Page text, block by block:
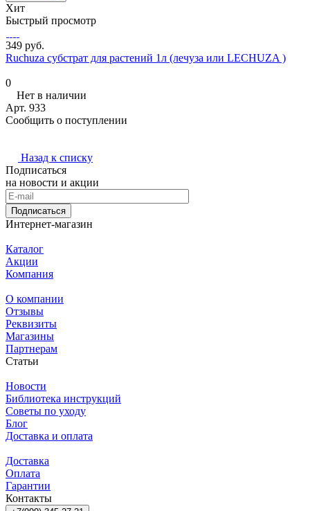
Хит
Быстрый просмотр
349 руб.
Ruchuza субстрат для растений 1л (лечуза или LECHUZA )
0
Нет в наличии
Арт. 933
Сообщить о поступлении
Назад к списку
Подписаться
на новости и акции
Подписаться
Интернет-магазин
Каталог
Акции
Компания
О компании
Отзывы
Реквизиты
Магазины
Партнерам
Статьи
Новости
Библиотека инструкций
Советы по уходу
Блог
Доставка и оплата
Доставка
Оплата
Гарантии
Контакты